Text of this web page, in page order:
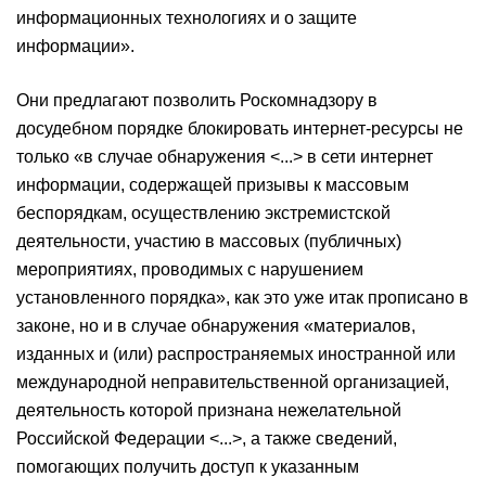
информационных технологиях и о защите
информации».
Они предлагают позволить Роскомнадзору в
досудебном порядке блокировать интернет-ресурсы не
только «в случае обнаружения <...> в сети интернет
информации, содержащей призывы к массовым
беспорядкам, осуществлению экстремистской
деятельности, участию в массовых (публичных)
мероприятиях, проводимых с нарушением
установленного порядка», как это уже итак прописано в
законе, но и в случае обнаружения «материалов,
изданных и (или) распространяемых иностранной или
международной неправительственной организацией,
деятельность которой признана нежелательной
Российской Федерации <...>, а также сведений,
помогающих получить доступ к указанным